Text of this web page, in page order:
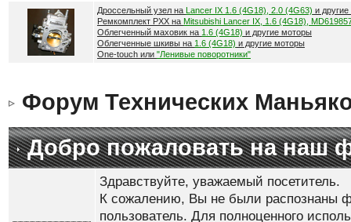
Дроссельный узел на Lancer IX 1.6 (4G18), 2.0 (4G63) и
Ремкомплект РХХ на Mitsubishi Lancer IX, 1.6 (4G18),
Облегченный маховик на 1.6 (4G18) и другие моторы
Облегченные шкивы на 1.6 (4G18) и другие моторы
One-touch или "Ленивые поворотники"
Форум Технических
Добро пожаловать на наш
Здравствуйте, уважаемый посетитель.
К сожалению, Вы не были распознаны
пользователь. Для полноценного